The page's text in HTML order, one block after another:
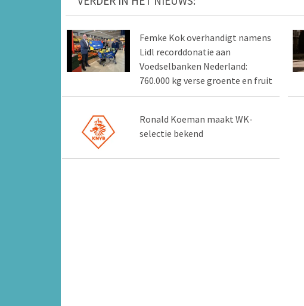
Femke Kok overhandigt namens
Lidl recorddonatie aan
Voedselbanken Nederland:
760.000 kg verse groente en fruit
Ronald Koeman maakt WK-
selectie bekend